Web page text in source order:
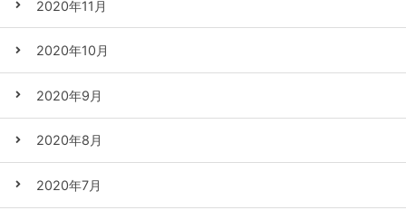
2020年11月
2020年10月
2020年9月
2020年8月
2020年7月